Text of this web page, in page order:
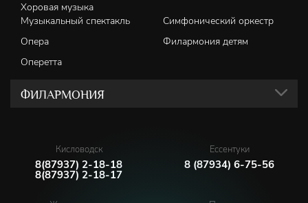
Хоровая музыка
Музыкальный спектакль
Симфонический оркестр
Опера
Филармония детям
Оперетта
ФИЛАРМОНИЯ
Кисловодск
8(87937) 2-18-18
8(87937) 2-18-17
Ессентуки
8 (87934) 6-75-56